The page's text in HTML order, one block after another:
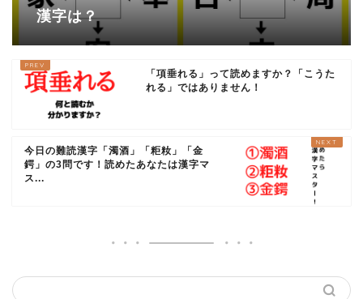
漢字は？
「項垂れる」って読めますか？「こうた
れる」ではありません！
今日の難読漢字「濁酒」「粔籹」「金
鍔」の3問です！読めたあなたは漢字マ
ス...